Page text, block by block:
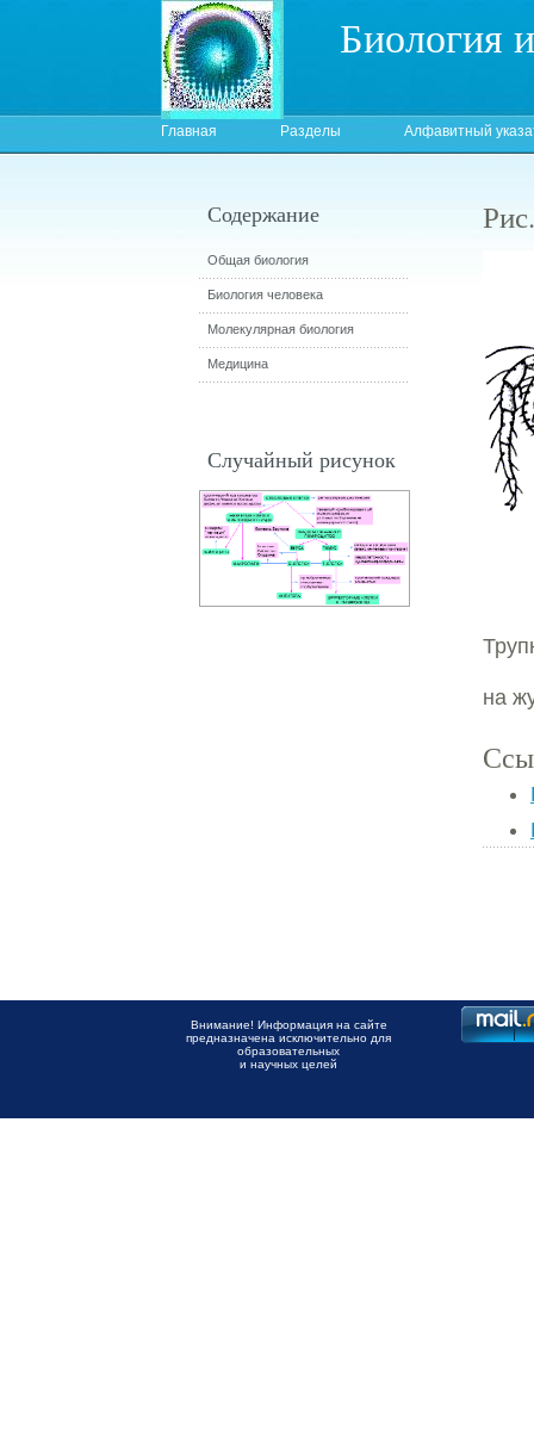
Биология
Главная Разделы Алфавитный
на
Содержание
Общая биология
Биология человека
Молекулярная биология
Медицина
Случайный рисунок
Внимание! Информация на сайте
предназначена исключительно для
образовательных
и научных целей